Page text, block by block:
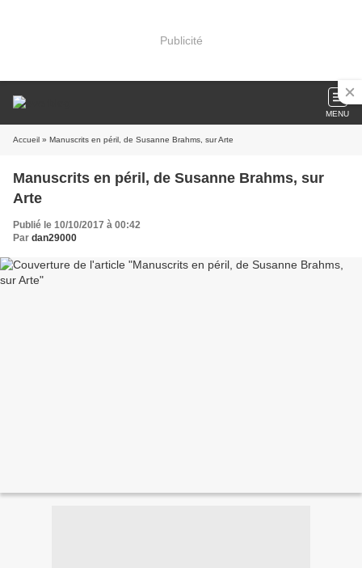
Publicité
MENU
Accueil » Manuscrits en péril, de Susanne Brahms, sur Arte
Manuscrits en péril, de Susanne Brahms, sur
Arte
Publié le 10/10/2017 à 00:42
Par dan29000